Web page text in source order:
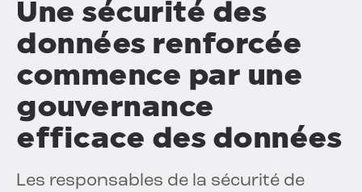
Une sécurité des
données renforcée
commence par une
gouvernance
efficace des données
Les responsables de la sécurité de